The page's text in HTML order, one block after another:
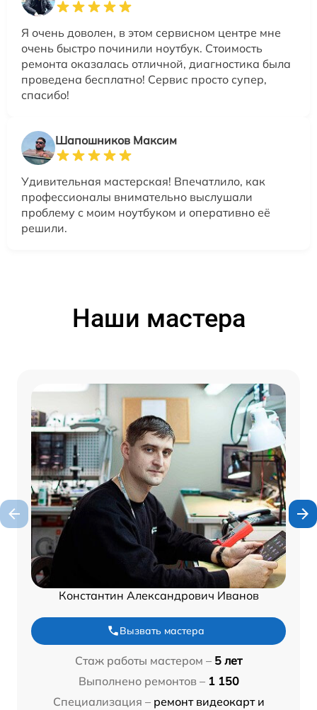
Я очень доволен, в этом сервисном центре мне
очень быстро починили ноутбук. Стоимость
ремонта оказалась отличной, диагностика была
проведена бесплатно! Сервис просто супер,
спасибо!
Шапошников Максим
Удивительная мастерская! Впечатлило, как
профессионалы внимательно выслушали
проблему с моим ноутбуком и оперативно её
решили.
Наши мастера
Константин Александрович Иванов
Вызвать мастера
Стаж работы мастером – 5 лет
Выполнено ремонтов – 1 150
Специализация – ремонт видеокарт и